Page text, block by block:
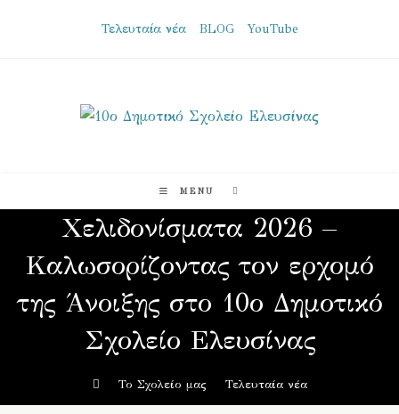
Τελευταία νέα BLOG YouTube
MENU
Χελιδονίσματα 2026 –
Καλωσορίζοντας τον ερχομό
της Άνοιξης στο 10ο Δημοτικό
Σχολείο Ελευσίνας
Το Σχολείο μας Τελευταία νέα